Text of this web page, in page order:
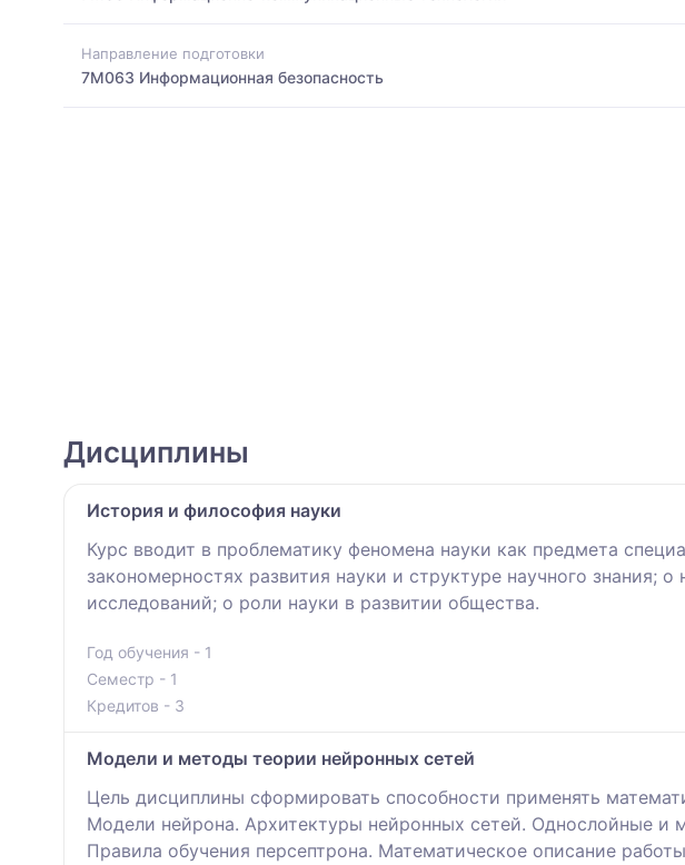
Направление подготовки
7M063 Информационная безопасность
Дисциплины
История и философия науки
Курс вводит в проблематику феномена науки как предмета
закономерностях развития науки и структуре научного знания;
исследований; о роли науки в развитии общества.
Год обучения - 1
Семестр - 1
Кредитов - 3
Модели и методы теории нейронных сетей
Цель дисциплины сформировать способности применять
Модели нейрона. Архитектуры нейронных сетей. Однослойные и
Правила обучения персептрона. Математическое описание